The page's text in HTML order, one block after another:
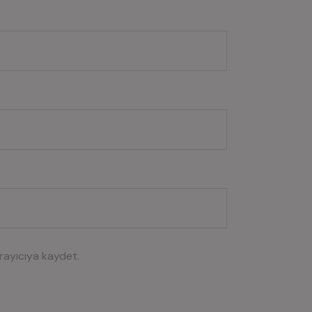
kaydet.